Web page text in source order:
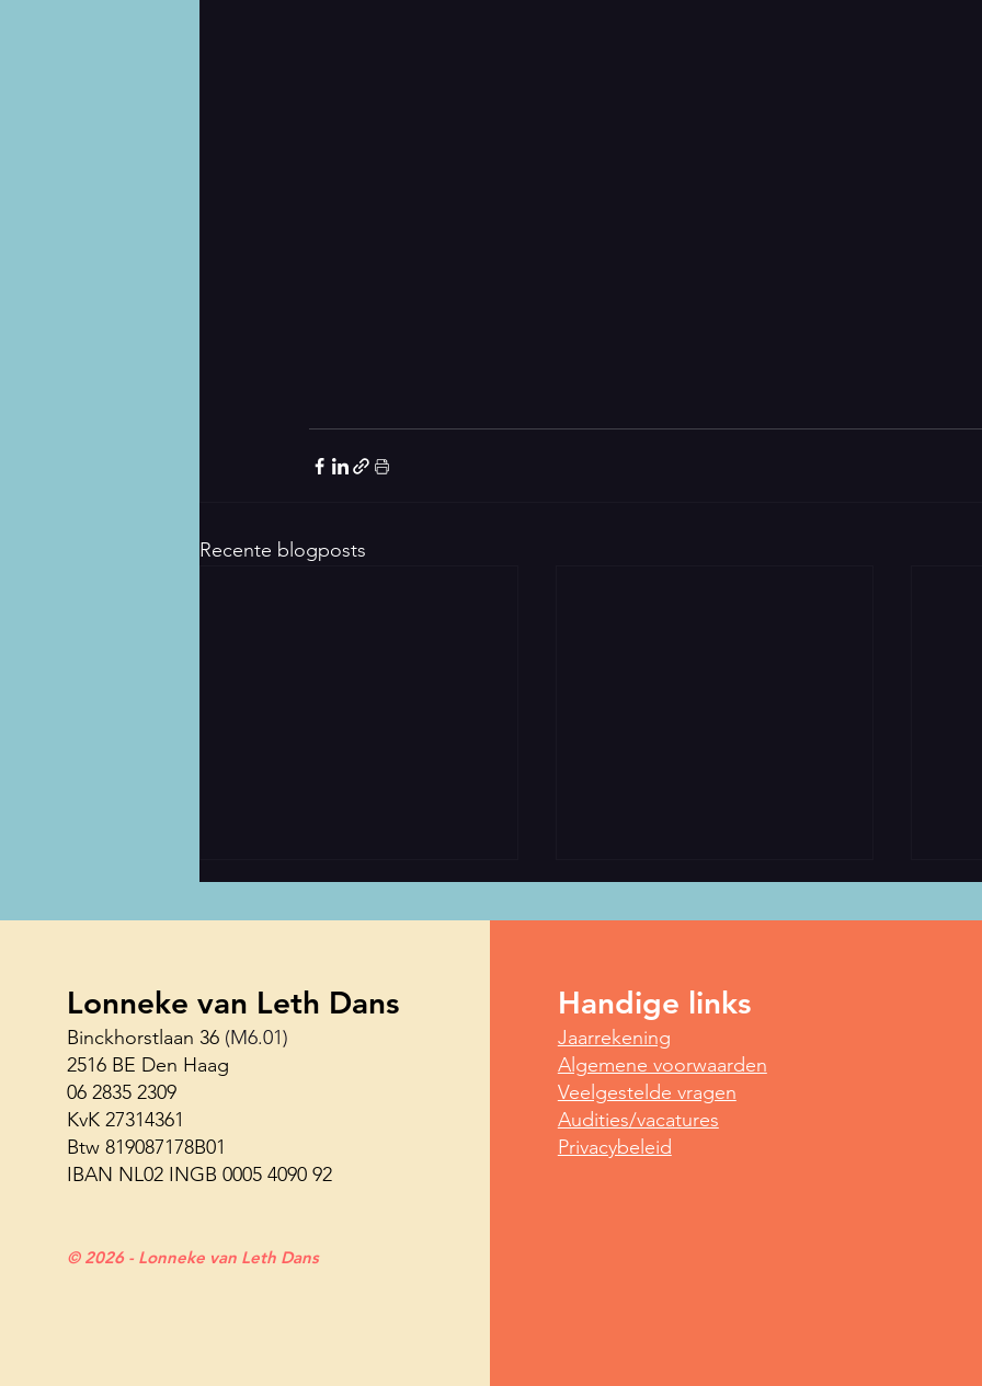
Recente blogposts
Haagse Shuffle Challenge 26
Yoga voor vroege vogels
Lonneke van Leth Dans
Binckhorstlaan 36 (M6.01)
2516 BE Den Haag
06 2835 2309
KvK 27314361
Btw 819087178B01
IBAN NL02 INGB 0005 4090 92
© 2026 - Lonneke van Leth Dans
Handige links
Jaarrekening
Algemene voorwaarden
Veelgestelde vragen
Audities/vacatures
Privacybeleid